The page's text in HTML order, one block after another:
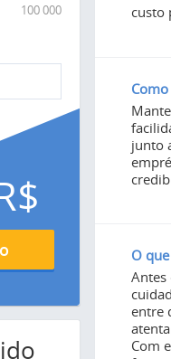
custo
junto
O
Antes
entre
Com
100 000